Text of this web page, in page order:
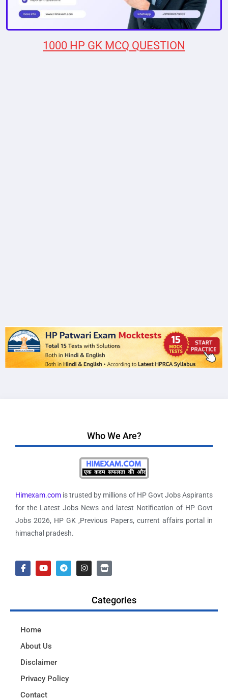
1000 HP GK MCQ QUESTION
Who We Are?
Himexam.com is trusted by millions of HP Govt Jobs Aspirants
for the Latest Jobs News and latest Notification of HP Govt
Jobs 2026, HP GK ,Previous Papers, current affairs portal in
himachal pradesh.
Categories
Home
About Us
Disclaimer
Privacy Policy
Contact